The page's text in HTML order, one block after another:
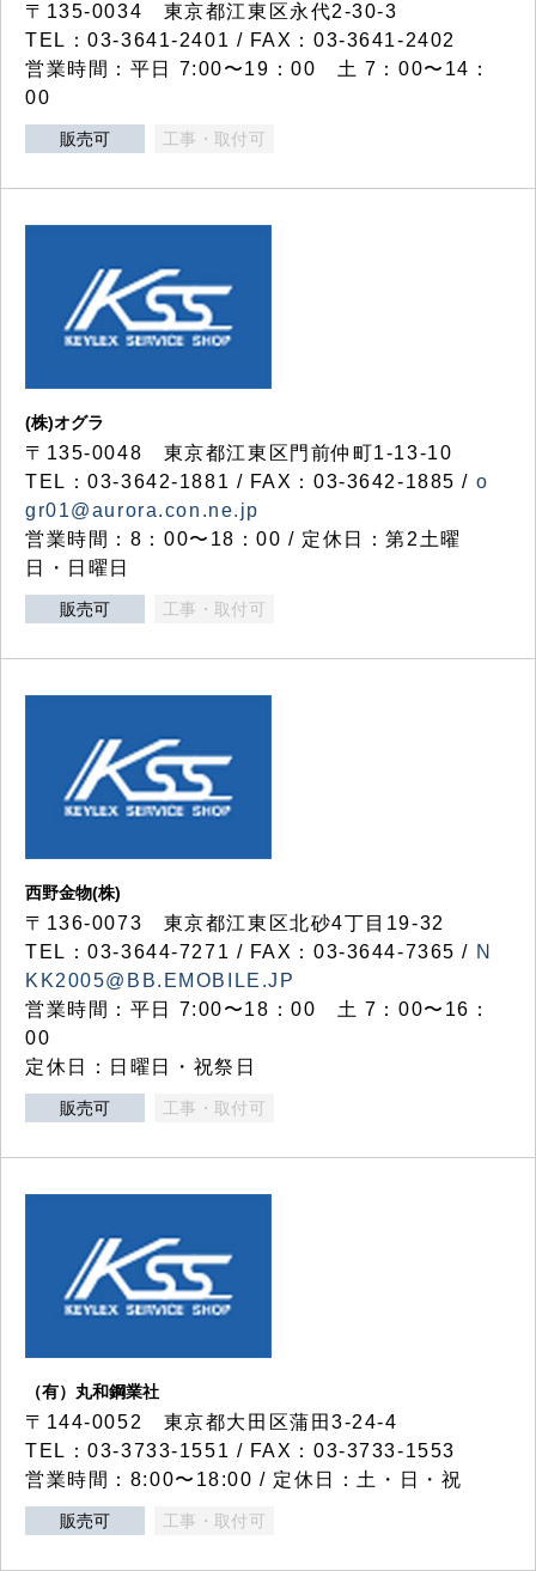
〒135-0034 東京都江東区永代2-30-3
TEL：03-3641-2401 / FAX：03-3641-2402
営業時間：平日 7:00〜19：00 土 7：00〜14：
00
販売可 工事・取付可
(株)オグラ
〒135-0048 東京都江東区門前仲町1-13-10
TEL：03-3642-1881 / FAX：03-3642-1885 / o
gr01@aurora.con.ne.jp
営業時間：8：00〜18：00 / 定休日：第2土曜
日・日曜日
販売可 工事・取付可
西野金物(株)
〒136-0073 東京都江東区北砂4丁目19-32
TEL：03‐3644‐7271 / FAX：03-3644-7365 / N
KK2005@BB.EMOBILE.JP
営業時間：平日 7:00〜18：00 土 7：00〜16：
00
定休日：日曜日・祝祭日
販売可 工事・取付可
（有）丸和鋼業社
〒144-0052 東京都大田区蒲田3-24-4
TEL：03-3733-1551 / FAX：03-3733-1553
営業時間：8:00〜18:00 / 定休日：土・日・祝
販売可 工事・取付可